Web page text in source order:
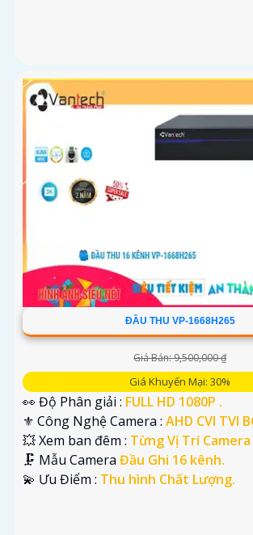
ĐẦU THU VP-1668H265
Giá Bán: 9,500,000 ₫
Giá Khuyến Mại: 30%
👀 Độ Phân giải : FULL HD 1080P .
⚜️ Công Nghệ Camera : AHD CVI TVI
💥 Xem ban đêm : Từng Vị Trí Camera
🗜️ Mẫu Camera Đầu Ghi 16 kênh.
️💫 Ưu Điểm : Thu hình Chất Lượng.